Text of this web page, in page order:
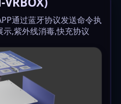
通过蓝牙协议发送命令执
,紫外线消毒,快充协议